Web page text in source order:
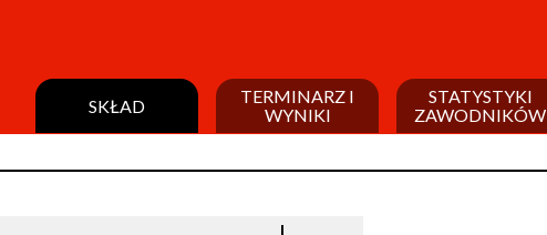
SKŁAD
TERMINARZ I
WYNIKI
STATYSTYKI
ZAWODNIKÓW